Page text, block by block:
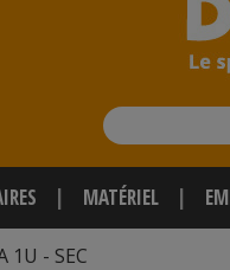
Rechercher
MATÉRIEL
1U - SEC